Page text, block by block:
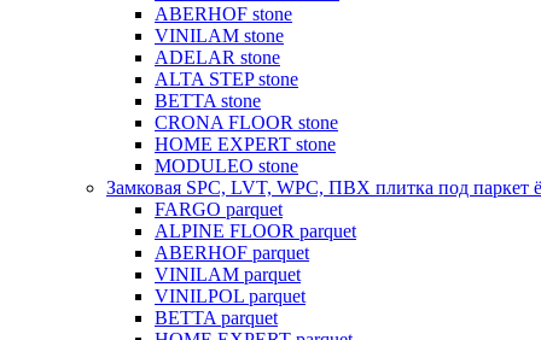
ABERHOF stone
VINILAM stone
ADELAR stone
ALTA STEP stone
BETTA stone
CRONA FLOOR stone
HOME EXPERT stone
MODULEO stone
Замковая SPC, LVT, WPC, ПВХ плитка под паркет
FARGO parquet
ALPINE FLOOR parquet
ABERHOF parquet
VINILAM parquet
VINILPOL parquet
BETTA parquet